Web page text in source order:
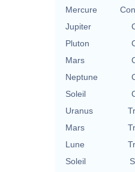
Mercure
Jupiter
Pluton
Mars
Neptune
Soleil
Uranus
Mars
Lune
Soleil